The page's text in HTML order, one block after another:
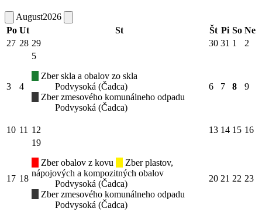
August2026
Po Ut St Št Pi So Ne
27 28 29 30 31 1 2
3 4
5
Zber skla a obalov zo skla
Podvysoká (Čadca)
Zber zmesového komunálneho odpadu
Podvysoká (Čadca)
6 7 8 9
10 11 12 13 14 15 16
17 18
19
Zber obalov z kovu
Zber plastov,
nápojových a kompozitných obalov
Podvysoká (Čadca)
Zber zmesového komunálneho odpadu
Podvysoká (Čadca)
20 21 22 23